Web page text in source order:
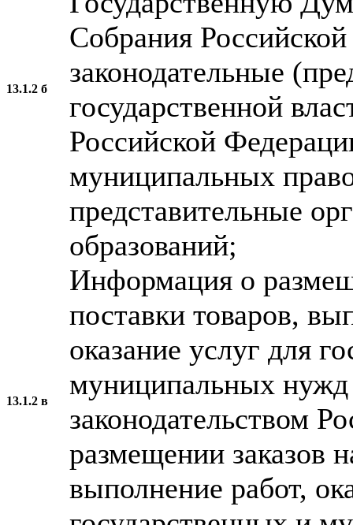
13.1.2 б
Собрания
законодательные
государственной
Российской
муниципальных
представительные
образований;
13.1.2 в
Информация о
поставки товаров,
оказание услуг для
муниципальных нужд
законодательством
размещении заказов
выполнение работ,